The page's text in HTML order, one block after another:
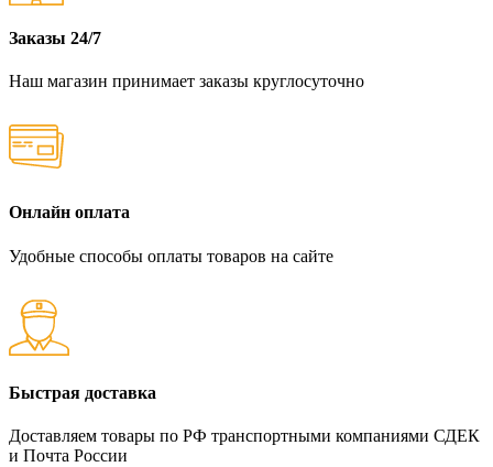
Заказы 24/7
Наш магазин принимает заказы круглосуточно
Онлайн оплата
Удобные способы оплаты товаров на сайте
Быстрая доставка
Доставляем товары по РФ транспортными компаниями СДЕК
и Почта России